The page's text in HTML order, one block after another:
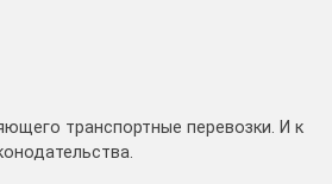
транспортные перевозки. И к